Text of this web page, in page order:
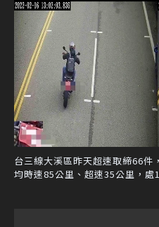
台三線大溪區昨天超速取締66件
均時速85公里、超速35公里，